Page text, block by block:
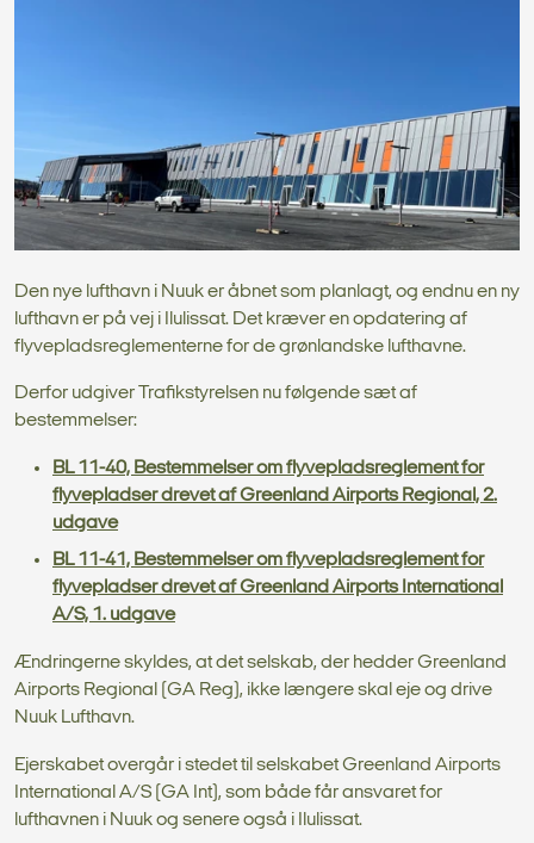
Den nye lufthavn i Nuuk er åbnet som planlagt, og endnu en ny
lufthavn er på vej i Ilulissat. Det kræver en opdatering af
flyvepladsreglementerne for de grønlandske lufthavne.
Derfor udgiver Trafikstyrelsen nu følgende sæt af
bestemmelser:
BL 11-40, Bestemmelser om flyvepladsreglement for
flyvepladser drevet af Greenland Airports Regional, 2.
udgave
BL 11-41, Bestemmelser om flyvepladsreglement for
flyvepladser drevet af Greenland Airports International
A/S, 1. udgave
Ændringerne skyldes, at det selskab, der hedder Greenland
Airports Regional (GA Reg), ikke længere skal eje og drive
Nuuk Lufthavn.
Ejerskabet overgår i stedet til selskabet Greenland Airports
International A/S (GA Int), som både får ansvaret for
lufthavnen i Nuuk og senere også i Ilulissat.